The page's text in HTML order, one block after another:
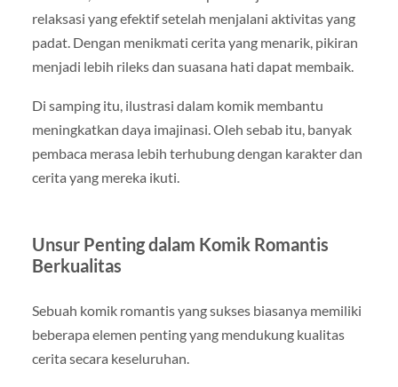
relaksasi yang efektif setelah menjalani aktivitas yang
padat. Dengan menikmati cerita yang menarik, pikiran
menjadi lebih rileks dan suasana hati dapat membaik.
Di samping itu, ilustrasi dalam komik membantu
meningkatkan daya imajinasi. Oleh sebab itu, banyak
pembaca merasa lebih terhubung dengan karakter dan
cerita yang mereka ikuti.
Unsur Penting dalam Komik Romantis
Berkualitas
Sebuah komik romantis yang sukses biasanya memiliki
beberapa elemen penting yang mendukung kualitas
cerita secara keseluruhan.